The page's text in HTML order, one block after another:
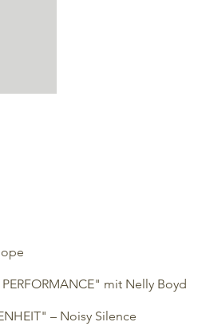
PERFORMANCE" mit Nelly Boyd
– Noisy Silence